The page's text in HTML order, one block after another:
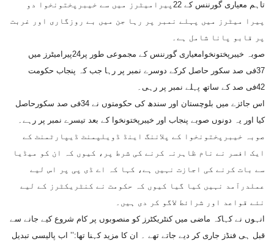
تاہم معیاری گورننس کے 22پیرامیٹرز میں سے خیبرپختونخوا دو
پیرا میٹرز میں پہلے نمبر پر رہا جن میں بے روزگاری اور غربت
پر قابو پانا شامل ہے۔
صوبہ خیبرپختونخوامعیاری گورننس کے مجموعی طور پر24پیرامیٹرز میں
37فی صد سکور حاصل کرکے دوسرے نمبر پر رہا جب کہ پنجاب حکومت
42فی صد کے ساتھ پہلے نمبر پر رہی۔
اس جائزے میں بلوچستان اور سندھ کی حکومتوں نے 34فی صد سکورحاصل
کیا اور یہ دونوں صوبے پنجاب اور خیبرپختونخوا کے بعد تیسرے نمبر پر رہے۔
صوبہ خیبرپختونخوا کے پلاننگ اینڈ ڈویلپمنٹ ڈیپارٹمنٹ کے
ایک افسر نے نام ظاہرنہ کرنے کی شرط پر، کیوں کہ ان کو میڈیا
سے بات کرنے کی اجازت نہیں ہے، کہا کہ اے ڈی پی پر اس لیے
عملدرآمد نہیں کیا گیا کیوں کہ حکومت نے کنٹریکٹرز کے لیے
نئے قواعد اور شرائط لاگو کر دی ہیں۔
انہوں نے کہاکہ ماضی میں کنٹریکٹرز کو منصوبوں پر کام شروع کیے جانے سے
قبل ہی فنڈز جاری کر دیے جاتے تھے ۔ ان کا مزید کہنا تھا:’’ اب پالیسی تبدیل